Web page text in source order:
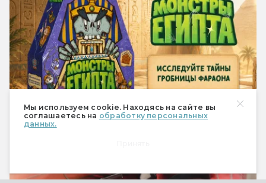
Мы используем cookie. Находясь на сайте вы
соглашаетесь на обработку персональных
данных.